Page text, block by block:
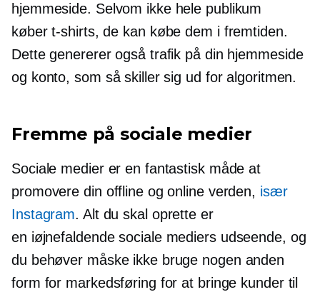
hjemmeside. Selvom ikke hele publikum
købert-shirts, de kan købe dem i fremtiden.
Dette genererer også trafik på din hjemmeside
og konto, som så skiller sig ud for algoritmen.
Fremme på sociale medier
Sociale medier er en fantastisk måde at
promovere din offline og online verden, især
Instagram. Alt du skal oprette er
en iøjnefaldendesociale mediers udseende, og
du behøver måske ikke bruge nogen anden
form for markedsføring for at bringe kunder til